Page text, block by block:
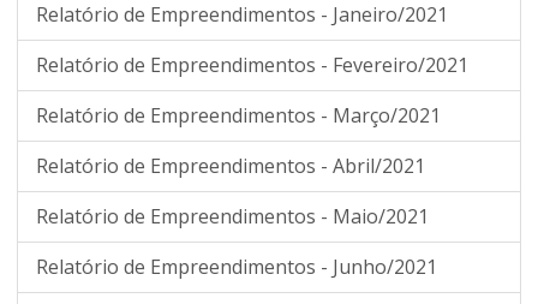
Relatório de Empreendimentos - Janeiro/2021
Relatório de Empreendimentos - Fevereiro/2021
Relatório de Empreendimentos - Março/2021
Relatório de Empreendimentos - Abril/2021
Relatório de Empreendimentos - Maio/2021
Relatório de Empreendimentos - Junho/2021